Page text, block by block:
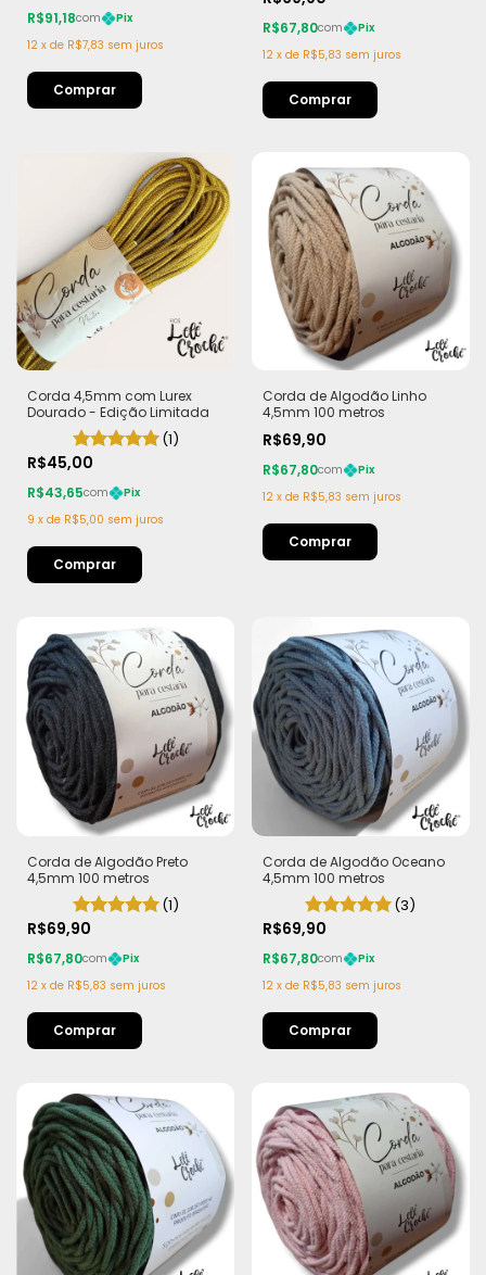
R$91,18com
Pix
12 x de R$7,83 sem juros
Comprar
R$67,80com
Pix
12 x de R$5,83 sem juros
Corda 4,5mm com Lurex
Dourado - Edição Limitada
(1)
R$45,00
R$43,65com
Pix
9 x de R$5,00 sem juros
Corda de Algodão Linho
4,5mm 100 metros
R$69,90
R$67,80com
Pix
12 x de R$5,83 sem juros
Corda de Algodão Preto
4,5mm 100 metros
(1)
R$69,90
R$67,80com
Pix
12 x de R$5,83 sem juros
Corda de Algodão Oceano
4,5mm 100 metros
(3)
R$69,90
R$67,80com
Pix
12 x de R$5,83 sem juros